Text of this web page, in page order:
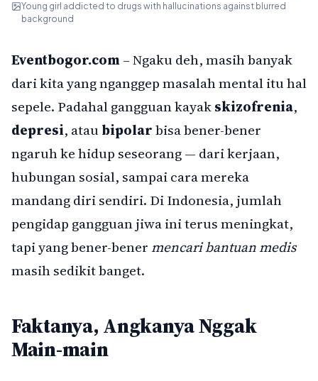
Young girl addicted to drugs with hallucinations against blurred
background
Eventbogor.com– Ngaku deh, masih banyak
dari kita yang nganggep masalah mental itu hal
sepele. Padahal gangguan kayakskizofrenia,
depresi, atau bipolarbisa bener-bener
ngaruh ke hidup seseorang — dari kerjaan,
hubungan sosial, sampai cara mereka
mandang diri sendiri. Di Indonesia, jumlah
pengidap gangguan jiwa ini terus meningkat,
tapi yang bener-benermencari bantuan medis
masih sedikit banget.
Faktanya, Angkanya Nggak
Main-main